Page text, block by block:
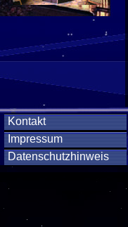
Kontakt
Impressum
Datenschutzhinweis